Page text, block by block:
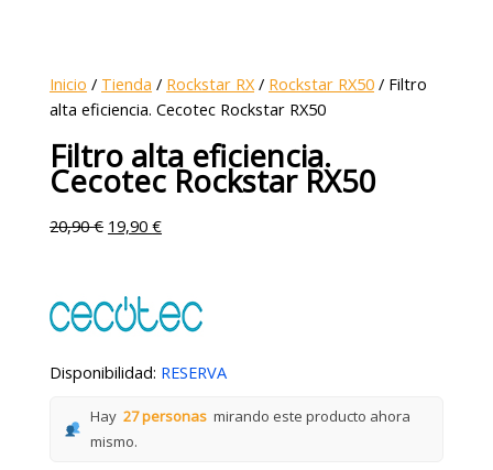
Inicio / Tienda / Rockstar RX/ Rockstar RX50 / Filtro
alta eficiencia. Cecotec Rockstar RX50
Filtro alta eficiencia.
Cecotec Rockstar RX50
20,90€ 19,90€
Disponibilidad: RESERVA
Hay 27 personas mirando este producto ahora
mismo.